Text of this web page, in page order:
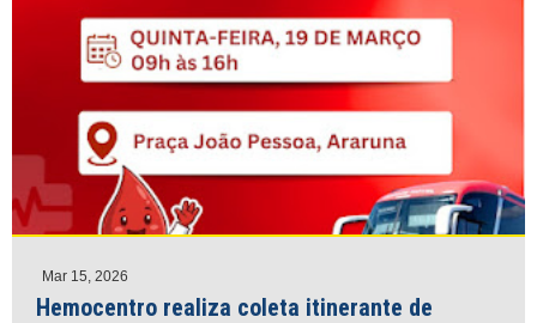
Mar 15, 2026
Hemocentro realiza coleta itinerante de